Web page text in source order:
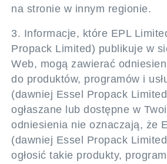
na stronie w innym regionie.
3. Informacje, które EPL
Propack Limited) publikuje w
Web, mogą zawierać
do produktów, programów i
(dawniej Essel Propack
ogłaszane lub dostępne w
odniesienia nie oznaczają, że
(dawniej Essel Propack
ogłosić takie produkty,